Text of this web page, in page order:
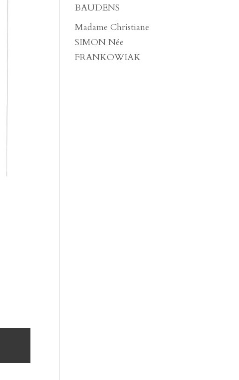
BAUDENS
Madame Christiane
SIMON Née
FRANKOWIAK